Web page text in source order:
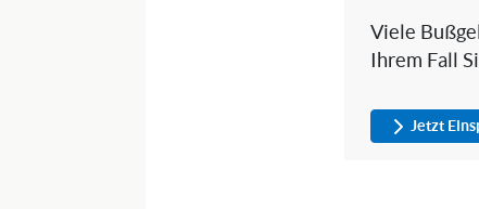
Viele
Ihrem Fall
Jetzt